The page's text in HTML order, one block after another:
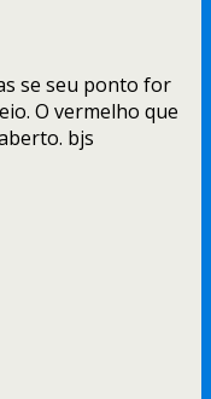
se seu ponto for
O vermelho que
bjs